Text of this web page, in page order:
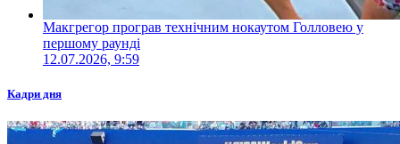
Макгрегор програв технічним нокаутом Голловею у
першому раунді
12.07.2026, 9:59
Кадри дня